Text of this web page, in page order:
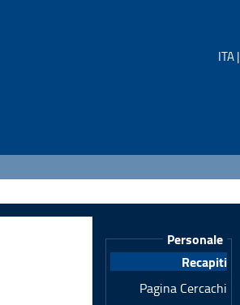
ITA |
Personale
Recapiti
Pagina Cercachi